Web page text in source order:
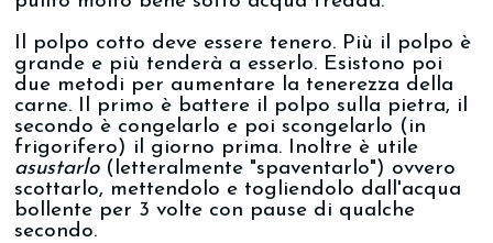
Il polpo cotto deve essere tenero. Più il polpo è
grande e più tenderà a esserlo. Esistono poi
due metodi per aumentare la tenerezza della
carne. Il primo è battere il polpo sulla pietra, il
secondo è congelarlo e poi scongelarlo (in
frigorifero) il giorno prima. Inoltre è utile
asustarlo(letteralmente "spaventarlo") ovvero
scottarlo, mettendolo e togliendolo dall'acqua
bollente per 3 volte con pause di qualche
secondo.